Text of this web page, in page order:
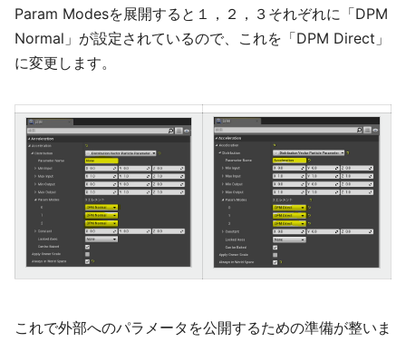
Param Modesを展開すると１，２，３それぞれに「DPM
Normal」が設定されているので、これを「DPM Direct」
に変更します。
これで外部へのパラメータを公開するための準備が整いま